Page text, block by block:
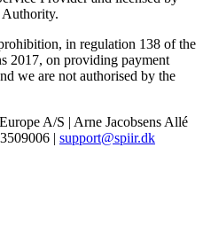
Authority.
in regulation 138 of the
2017, on providing payment
we are not authorised by the
A/S | Arne Jacobsens Allé
| support@spiir.dk